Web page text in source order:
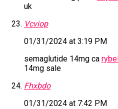
uk
Vcviop
01/31/2024 at 3:19 PM
semaglutide 14mg ca
14mg sale
Fhxbdo
01/31/2024 at 7:42 PM